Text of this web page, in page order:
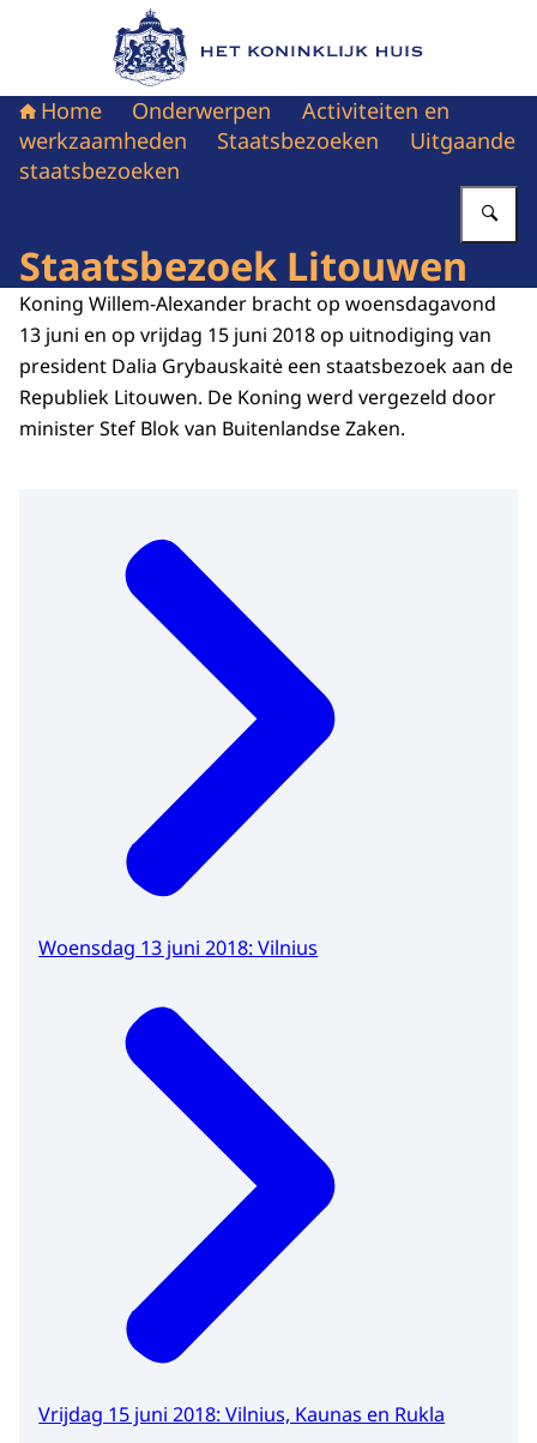
Naar de homepage van Het Koninklijk Huis
Home Onderwerpen
Activiteiten en
werkzaamheden
Staatsbezoeken
Uitgaande
staatsbezoeken
Staatsbezoek Litouwen
Koning Willem-Alexander bracht op woensdagavond
13 juni en op vrijdag 15 juni 2018 op uitnodiging van
president Dalia Grybauskaitė een staatsbezoek aan de
Republiek Litouwen. De Koning werd vergezeld door
minister Stef Blok van Buitenlandse Zaken.
Woensdag 13 juni 2018: Vilnius
Vrijdag 15 juni 2018: Vilnius, Kaunas en Rukla